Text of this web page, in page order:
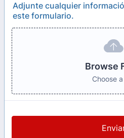
Adjunte cualquier
este formulario.
Browse
Choose